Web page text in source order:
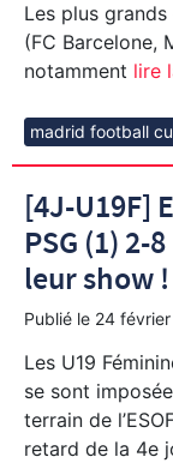
Les plus
(FC Barcelone,
notamment lire
madrid football
[4J-U19F]
PSG (1) 2-
leur show !
Publié le 24
Les U19
se sont
terrain de
retard de la 4e